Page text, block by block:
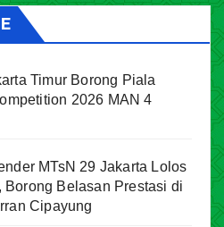
Timur Borong Piala
2026 MAN 4
MTsN 29 Jakarta Lolos
Borong Belasan Prestasi di
Cipayung